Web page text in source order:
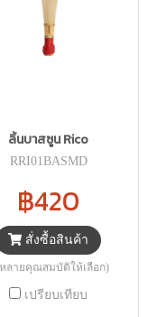
ลิ้นบาสซูน Rico
RRI01BASMD
฿420
สั่งซื้อสินค้า
ลายคุณสมบัติให้เลือก)
เปรียบเทียบ